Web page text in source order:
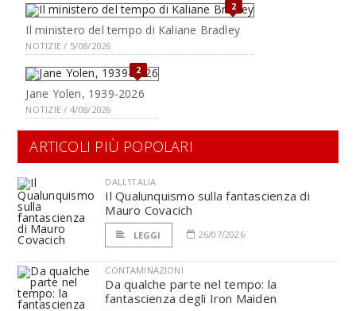
2
Il ministero del tempo di Kaliane Bradley
NOTIZIE / 5/08/2026
2
Jane Yolen, 1939-2026
NOTIZIE / 4/08/2026
ARTICOLI PIÙ POPOLARI
DALL'ITALIA
Il Qualunquismo sulla fantascienza di
Mauro Covacich
LEGGI 26/07/2026
CONTAMINAZIONI
Da qualche parte nel tempo: la
fantascienza degli Iron Maiden